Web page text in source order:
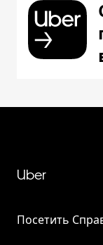
Uber
Посетить